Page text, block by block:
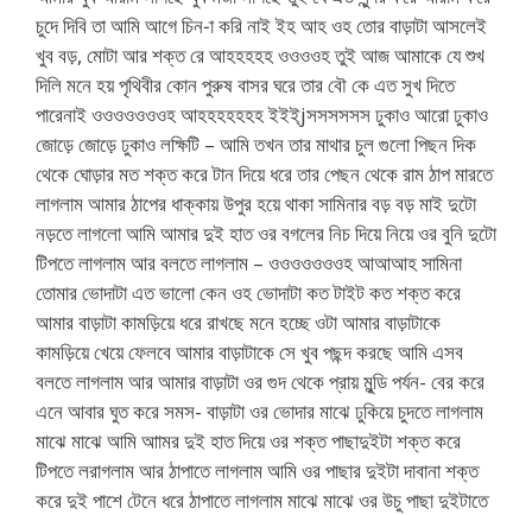
চুদে দিবি তা আমি আগে চিন-া করি নাই ইহ আহ ওহ তোর বাড়াটা আসলেই
খুব বড়, মোটা আর শক্ত রে আহহহহহ ওওওওহ তুই আজ আমাকে যে শুখ
দিলি মনে হয় পৃথিবীর কোন পুরুষ বাসর ঘরে তার বৌ কে এত সুখ দিতে
পারেনাই ওওওওওওওহ আহহহহহহহ ইইই্jসসসসসস ঢুকাও আরো ঢুকাও
জোড়ে জোড়ে ঢুকাও লক্ষিটি – আমি তখন তার মাথার চুল গুলো পিছন দিক
থেকে ঘোড়ার মত শক্ত করে টান দিয়ে ধরে তার পেছন থেকে রাম ঠাপ মারতে
লাগলাম আমার ঠাপের ধাক্কায় উপুর হয়ে থাকা সামিনার বড় বড় মাই দুটো
নড়তে লাগলো আমি আমার দুই হাত ওর বগলের নিচ দিয়ে নিয়ে ওর বুনি দুটো
টিপতে লাগলাম আর বলতে লাগলাম – ওওওওওওওহ আআআহ সামিনা
তোমার ভোদাটা এত ভালো কেন ওহ ভোদাটা কত টাইট কত শক্ত করে
আমার বাড়াটা কামড়িয়ে ধরে রাখছে মনে হচ্ছে ওটা আমার বাড়াটাকে
কামড়িয়ে খেয়ে ফেলবে আমার বাড়াটাকে সে খুব পছন্দ করছে আমি এসব
বলতে লাগলাম আর আমার বাড়াটা ওর গুদ থেকে প্রায় মুন্ডি পর্যন- বের করে
এনে আবার ঘুত করে সমস- বাড়াটা ওর ভোদার মাঝে ঢুকিয়ে চুদতে লাগলাম
মাঝে মাঝে আমি আামর দুই হাত দিয়ে ওর শক্ত পাছাদুইটা শক্ত করে
টিপতে লরাগলাম আর ঠাপাতে লাগলাম আমি ওর পাছার দুইটা দাবানা শক্ত
করে দুই পাশে টেনে ধরে ঠাপাতে লাগলাম মাঝে মাঝে ওর উচু পাছা দুইটাতে